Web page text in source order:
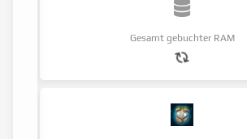
Gesamt gebuchter RAM